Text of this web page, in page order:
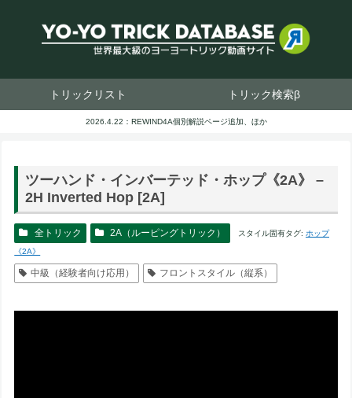
トリックリスト トリック検索β
2026.4.22：REWIND4A個別解説ページ追加、ほか
ツーハンド・インバーテッド・ホップ《2A》 –
2H Inverted Hop [2A]
全トリック 2A（ルーピングトリック） スタイル固有タグ: ホップ
《2A》
中級（経験者向け応用） フロントスタイル（縦系）